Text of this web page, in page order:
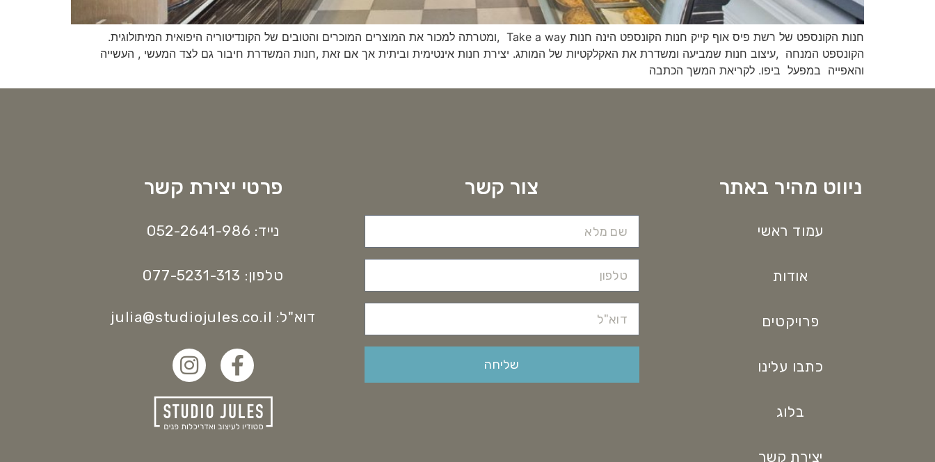
חנות הקונספט של רשת פיס אוף קייק חנות הקונספט הינה חנות Take a way ,ומטרתה למכור את המוצרים המוכרים והטובים של הקונדיטוריה היפואית המיתולוגית.
הקונספט המנחה ,עיצוב חנות שמביעה ומשדרת את האקלקטיות של המותג. יצירת חנות אינטימית וביתית אך אם זאת ,חנות המשדרת חיבור גם לצד המעשי , העשייה
והאפייה במפעל ביפו. לקריאת המשך הכתבה​
ניווט מהיר באתר
עמוד ראשי
אודות
פרויקטים
כתבו עלינו
בלוג
יצירת קשר
צור קשר
שליחה
פרטי יצירת קשר
נייד: 052-2641-986
טלפון: 077-5231-313
דוא"ל: julia@studiojules.co.il